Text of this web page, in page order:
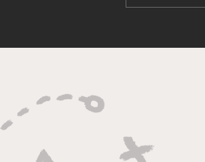
字D》拉花